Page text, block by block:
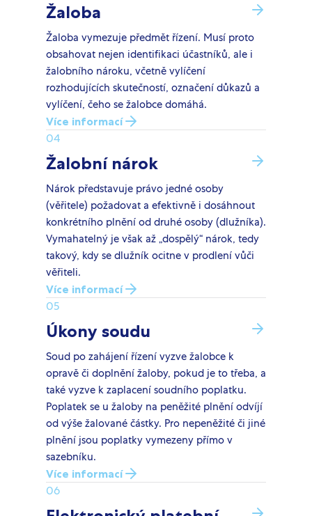
Žaloba
Žaloba vymezuje předmět řízení. Musí proto
obsahovat nejen identifikaci účastníků, ale i
žalobního nároku, včetně vylíčení
rozhodujících skutečností, označení důkazů a
vylíčení, čeho se žalobce domáhá.
Více informací
04
Žalobní nárok
Nárok představuje právo jedné osoby
(věřitele) požadovat a efektivně i dosáhnout
konkrétního plnění od druhé osoby (dlužníka).
Vymahatelný je však až „dospělý“ nárok, tedy
takový, kdy se dlužník ocitne v prodlení vůči
věřiteli.
Více informací
05
Úkony soudu
Soud po zahájení řízení vyzve žalobce k
opravě či doplnění žaloby, pokud je to třeba, a
také vyzve k zaplacení soudního poplatku.
Poplatek se u žaloby na peněžité plnění odvíjí
od výše žalované částky. Pro nepeněžité či jiné
plnění jsou poplatky vymezeny přímo v
sazebníku.
Více informací
06